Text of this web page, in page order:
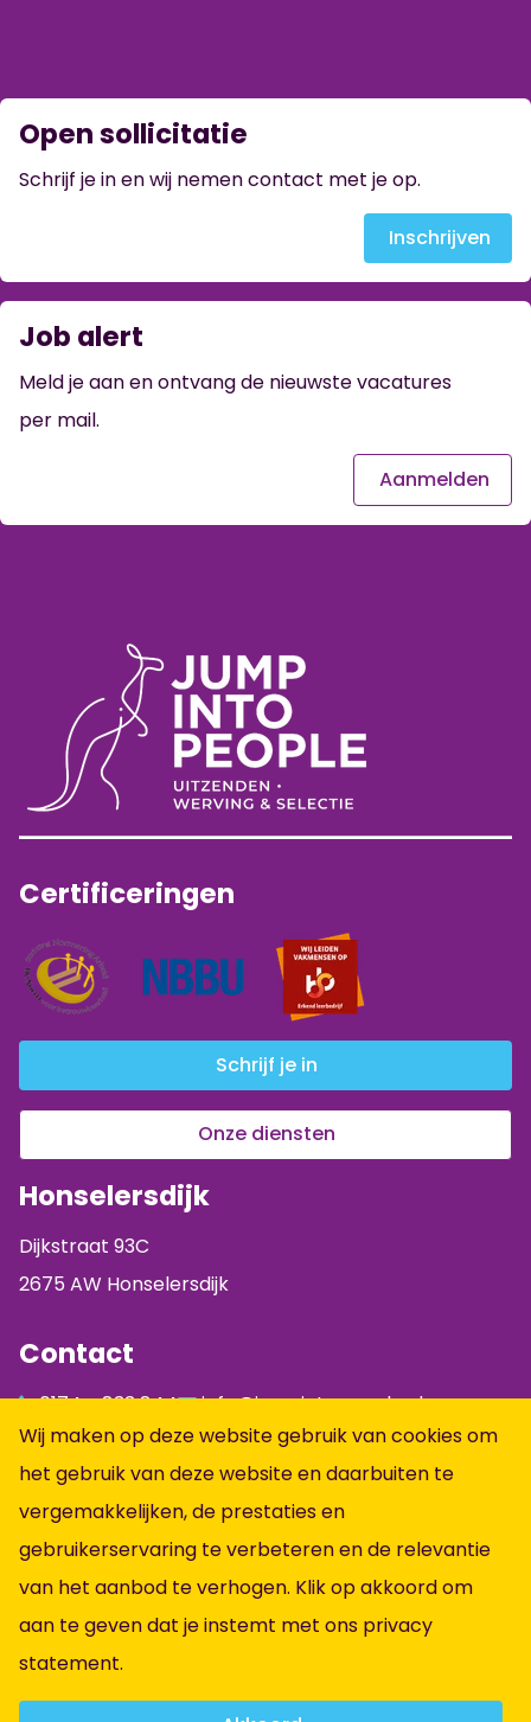
Open sollicitatie
Schrijf je in en wij nemen contact met je op.
Inschrijven
Job alert
Meld je aan en ontvang de nieuwste vacatures
per mail.
Aanmelden
Certificeringen
Schrijf je in
Onze diensten
Honselersdijk
Dijkstraat 93C
2675 AW Honselersdijk
Contact
0174 - 833 844
info@jumpintopeople.nl
Facebook
Instagram
LinkedIn
Informatie
Alle vacatures
Vacatures per vakgebied
Over ons
Wij maken op deze website gebruik van cookies om
het gebruik van deze website en daarbuiten te
vergemakkelijken, de prestaties en
gebruikerservaring te verbeteren en de relevantie
van het aanbod te verhogen. Klik op akkoord om
aan te geven dat je instemt met ons privacy
statement.